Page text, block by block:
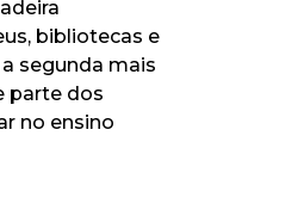
bibliotecas e
segunda mais
parte dos
no ensino